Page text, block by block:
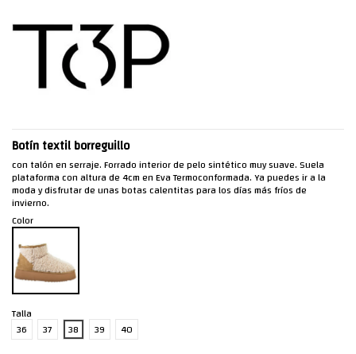
Botín textil borreguillo
con talón en serraje. Forrado interior de pelo sintético muy suave. Suela
plataforma con altura de 4cm en Eva Termoconformada. Ya puedes ir a la
moda y disfrutar de unas botas calentitas para los días más fríos de
invierno.
Color
Talla
36
37 38 39 40